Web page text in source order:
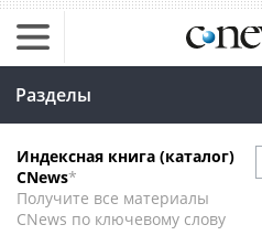
Разделы
Индексная книга (каталог)
CNews*
Получите все материалы
CNews по ключевому слову